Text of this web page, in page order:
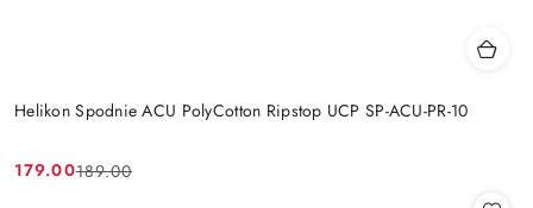
Helikon Spodnie ACU PolyCotton Ripstop UCP SP-ACU-PR-10
Cena
179.00
Cena
189.00